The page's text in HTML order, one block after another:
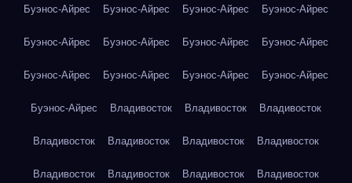
Буэнос-Айрес Буэнос-Айрес Буэнос-Айрес Буэнос-Айрес
Буэнос-Айрес Буэнос-Айрес Буэнос-Айрес Буэнос-Айрес
Буэнос-Айрес Буэнос-Айрес Буэнос-Айрес Буэнос-Айрес
Буэнос-Айрес Владивосток Владивосток Владивосток
Владивосток Владивосток Владивосток Владивосток
Владивосток Владивосток Владивосток Владивосток